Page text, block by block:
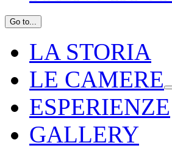
Go to...
LA STORIA
LE CAMERE
ESPERIENZE
GALLERY